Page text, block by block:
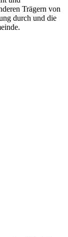
Trägern von
durch und die